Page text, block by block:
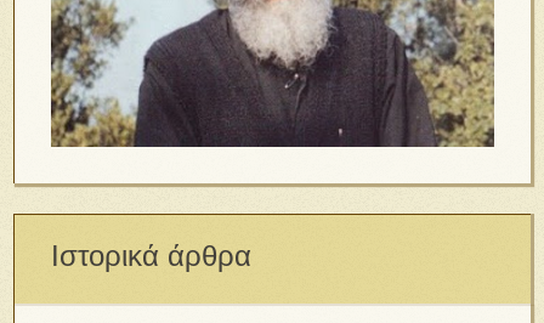
Ιστορικά άρθρα